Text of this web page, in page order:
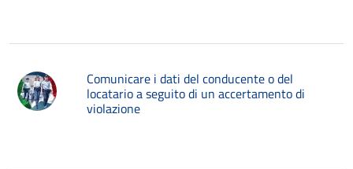
Comunicare i dati del conducente o del
locatario a seguito di un accertamento di
violazione